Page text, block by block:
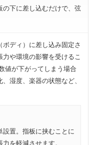
の下に差し込むだけで、弦
ボディ）に差し込み固定さ
や環境の影響を受けるこ
値が下がってしまう場合
湿度、楽器の状態など、
置。指板に挟むことに
を軽減させます。